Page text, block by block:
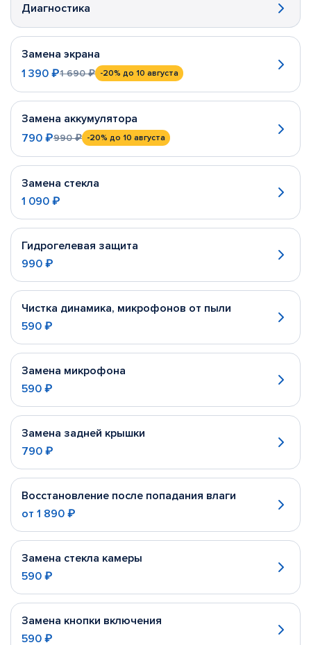
Диагностика
Замена экрана
1 390 ₽1 690 ₽ -20% до 10 августа
Замена аккумулятора
790 ₽990 ₽ -20% до 10 августа
Замена стекла
1 090 ₽
Гидрогелевая защита
990 ₽
Чистка динамика, микрофонов от пыли
590 ₽
Замена микрофона
590 ₽
Замена задней крышки
790 ₽
Восстановление после попадания влаги
от 1 890 ₽
Замена стекла камеры
590 ₽
Замена кнопки включения
590 ₽